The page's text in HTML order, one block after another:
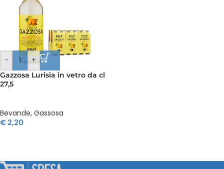
- +
Gazzosa Lurisia in vetro da cl
27,5
Bevande, Gassosa
€ 2,20